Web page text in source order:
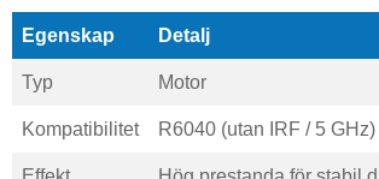
Egenskap Detalj
Typ Motor
Kompatibilitet R6040 (utan IRF / 5 GHz)